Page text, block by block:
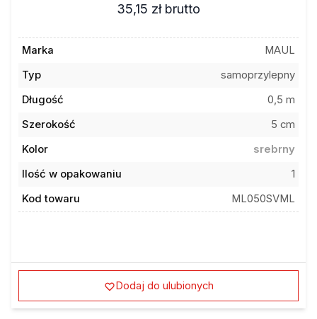
35,15 zł brutto
Marka
MAUL
Typ
samoprzylepny
Długość
0,5 m
Szerokość
5 cm
Kolor
srebrny
Ilość w opakowaniu
1
Kod towaru
ML050SVML
Dodaj do ulubionych